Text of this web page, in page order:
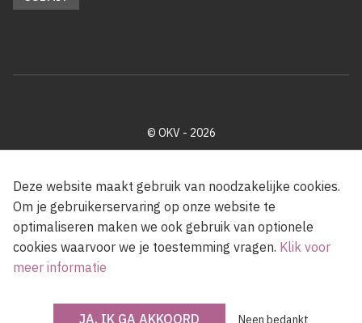
© OKV - 2026
Met steun van de Vlaamse Gemeenschap
Deze website maakt gebruik van noodzakelijke cookies.
Om je gebruikerservaring op onze website te
optimaliseren maken we ook gebruik van optionele
cookies waarvoor we je toestemming vragen. Klik voor
meer informatie
JA, IK GA AKKOORD Neen bedankt